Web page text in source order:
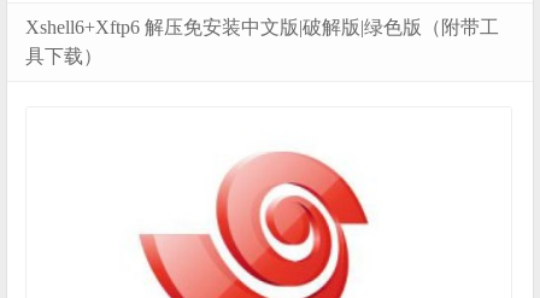
Xshell6+Xftp6 解压免安装中文版|破解版|绿色版（附带工
具下载）